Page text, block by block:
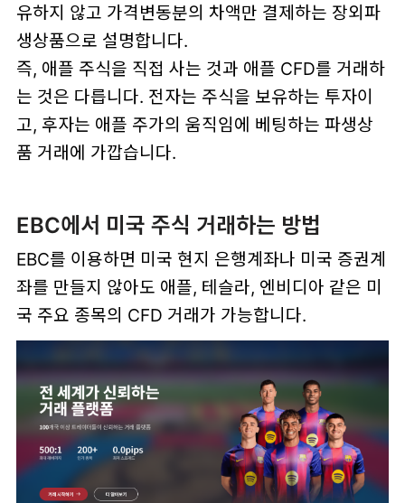
유하지 않고 가격변동분의 차액만 결제하는 장외파
생상품으로 설명합니다.
즉, 애플 주식을 직접 사는 것과 애플 CFD를 거래하
는 것은 다릅니다. 전자는 주식을 보유하는 투자이
고, 후자는 애플 주가의 움직임에 베팅하는 파생상
품 거래에 가깝습니다.
EBC에서 미국 주식 거래하는 방법
EBC를 이용하면 미국 현지 은행계좌나 미국 증권계
좌를 만들지 않아도 애플, 테슬라, 엔비디아 같은 미
국 주요 종목의 CFD 거래가 가능합니다.